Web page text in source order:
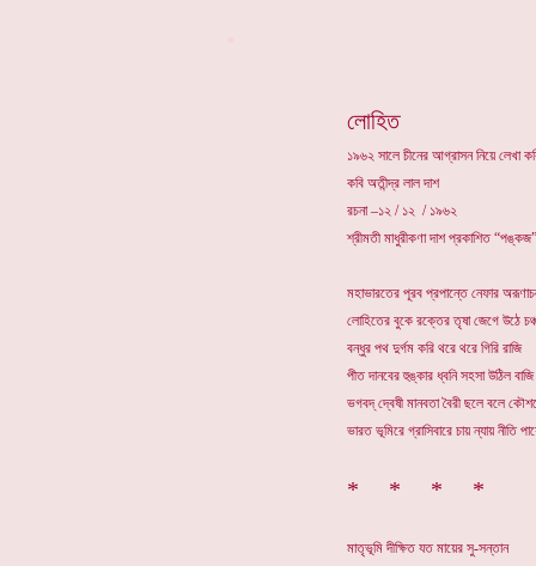
লোহিত
১৯৬২ সালে চীনের আগ্রাসন নিয়ে লেখা
কবি অতীন্দ্র লাল দাশ
রচনা –১২ / ১২ / ১৯৬২
শ্রীমতী মাধুরীকণা দাশ প্রকাশিত
মহাভারতের পূরব প্রপান্তে নেফার
লোহিতের বুকে রক্তের তৃষা জেগে উঠে
বন্ধুর পথ দুর্গম করি থরে থরে গিরি রাজি
পীত দানবের হুঙ্কার ধ্বনি সহসা উঠিল
ভগবদ্ দ্বেষী মানবতা বৈরী ছলে বলে
ভারত ভূমিরে গ্রাসিবারে চায় ন্যায় নীতি
* * * *
মাতৃভূমি দীক্ষিত যত মায়ের সু-সন্তান